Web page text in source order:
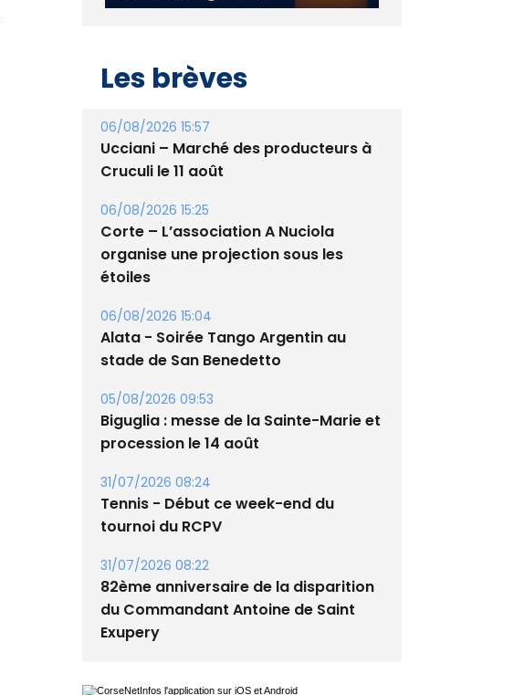
Les brèves
06/08/2026 15:57
Cruculi le 11 août
06/08/2026 15:25
Corte – L’association A Nuciola
étoiles
06/08/2026 15:04
stade de San Benedetto
05/08/2026 09:53
procession le 14 août
31/07/2026 08:24
tournoi du RCPV
31/07/2026 08:22
82ème anniversaire de la disparition